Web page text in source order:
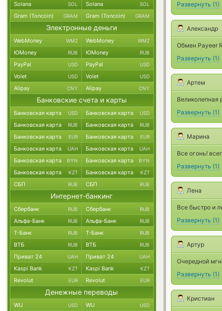
Развернуть (1)
Александр
Обмен Payeer
Развернуть (1)
Артем
Великолепная
Развернуть (1)
Марина
Все огонь!
Развернуть (1)
Лена
Все быстро и
Развернуть (1)
Артур
Очередной
Развернуть (1)
Кристиан
Solana SOL Solana SOL
Gram (Toncoin) GRAM Gram (Toncoin) GRAM
Электронные деньги
WebMoney WMZ WebMoney WMZ
ЮMoney RUB ЮMoney RUB
PayPal USD PayPal USD
Volet USD Volet USD
Alipay CNY Alipay CNY
Банковские счета и карты
Банковская карта USD Банковская карта USD
Банковская карта RUB Банковская карта RUB
Банковская карта EUR Банковская карта EUR
Банковская карта UAH Банковская карта UAH
Банковская карта BYN Банковская карта BYN
Банковская карта KZT Банковская карта KZT
СБП RUB СБП RUB
Интернет-банкинг
Сбербанк RUB Сбербанк RUB
Альфа-Банк RUB Альфа-Банк RUB
Т-Банк RUB Т-Банк RUB
ВТБ RUB ВТБ RUB
Приват 24 UAH Приват 24 UAH
Kaspi Bank KZT Kaspi Bank KZT
Revolut EUR Revolut EUR
Денежные переводы
WU USD WU USD